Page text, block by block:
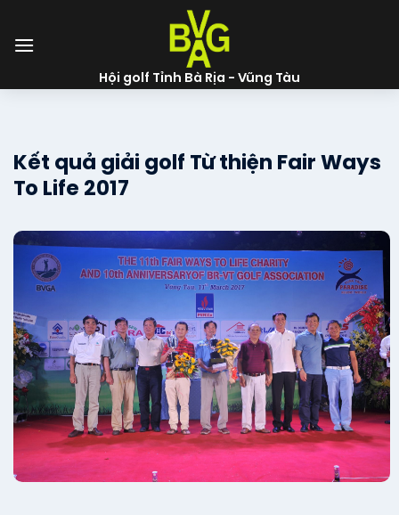
content
Hội golf Tỉnh Bà Rịa - Vũng Tàu
Kết quả giải golf Từ thiện Fair Ways
To Life 2017